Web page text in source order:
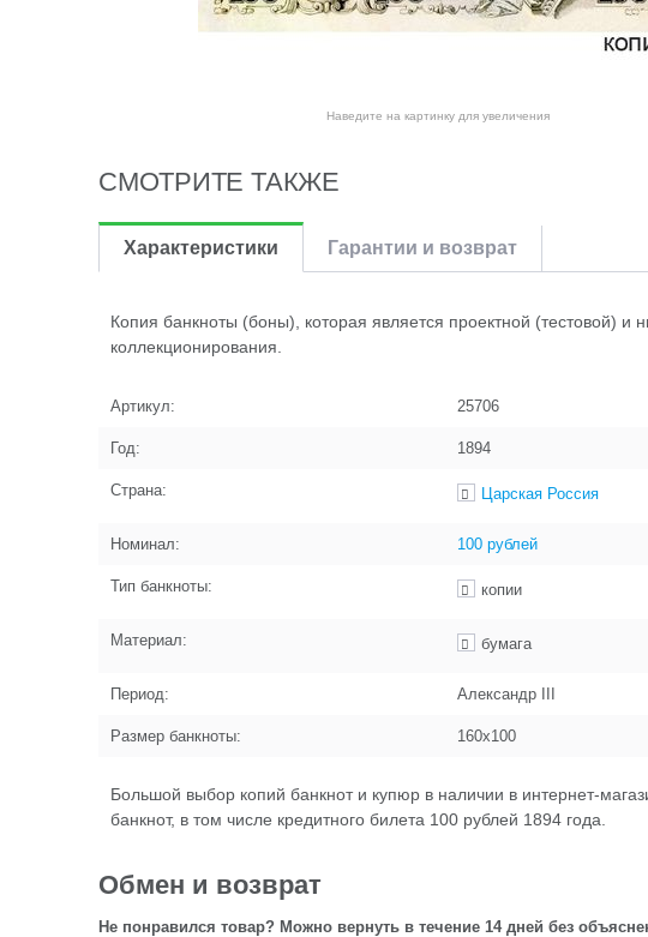
Наведите на картинку для увеличения
СМОТРИТЕ ТАКЖЕ
Характеристики Гарантии и возврат
Копия банкноты (боны), которая является проектной (тестовой)
коллекционирования.
Артикул: 25706
Год: 1894
Страна: Царская Россия
Номинал: 100 рублей
Тип банкноты: копии
Материал: бумага
Период: Александр III
Размер банкноты: 160х100
Большой выбор копий банкнот и купюр в наличии в интернет-
банкнот, в том числе кредитного билета 100 рублей 1894 года.
Обмен и возврат
Не понравился товар? Можно вернуть в течение 14 дней без